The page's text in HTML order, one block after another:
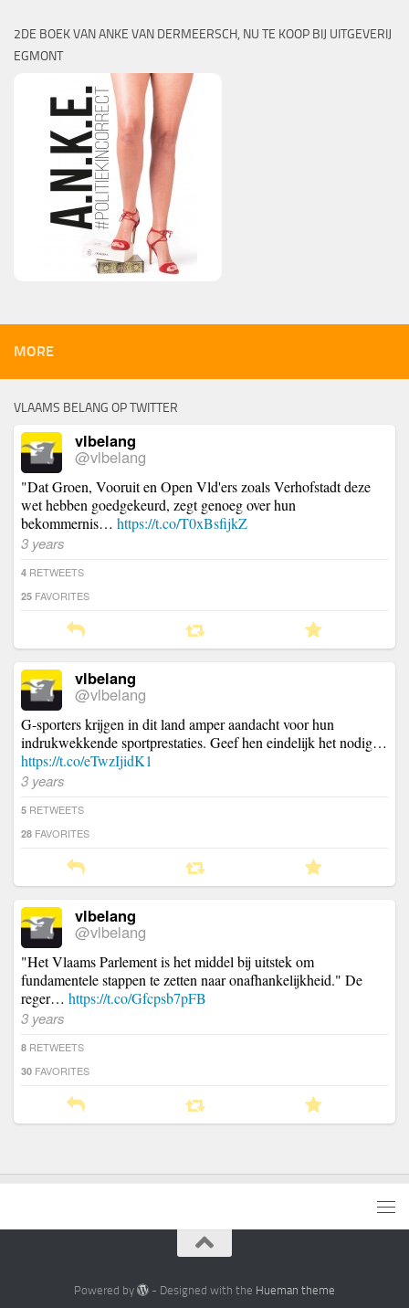
2DE BOEK VAN ANKE VAN DERMEERSCH, NU TE KOOP BIJ UITGEVERIJ
EGMONT
MORE
VLAAMS BELANG OP TWITTER
vlbelang
@vlbelang
"Dat Groen, Vooruit en Open Vld'ers zoals Verhofstadt deze
wet hebben goedgekeurd, zegt genoeg over hun
bekommernis… https://t.co/T0xBsfijkZ
3 years
4 RETWEETS
25 FAVORITES
vlbelang
@vlbelang
G-sporters krijgen in dit land amper aandacht voor hun
indrukwekkende sportprestaties. Geef hen eindelijk het nodig…
https://t.co/eTwzIjidK1
3 years
5 RETWEETS
28 FAVORITES
vlbelang
@vlbelang
"Het Vlaams Parlement is het middel bij uitstek om
fundamentele stappen te zetten naar onafhankelijkheid." De
reger… https://t.co/Gfcpsb7pFB
3 years
8 RETWEETS
30 FAVORITES
Powered by - Designed with the Hueman theme